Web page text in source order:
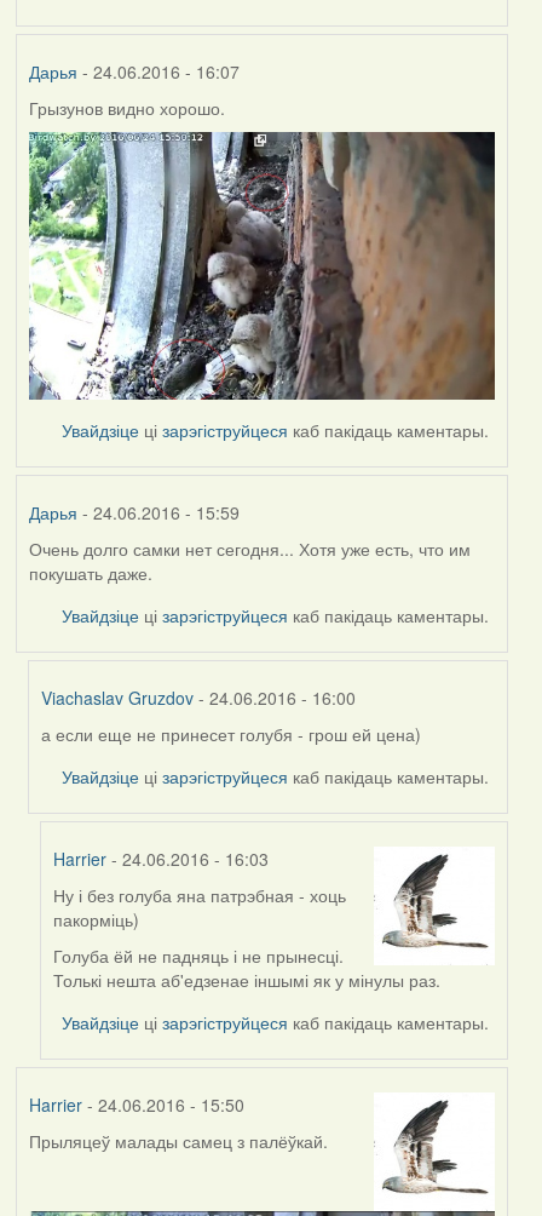
Дарья - 24.06.2016 - 16:07
Грызунов видно хорошо.
Увайдзіце цізарэгіструйцеся каб пакідаць каментары.
Дарья - 24.06.2016 - 15:59
Очень долго самки нет сегодня... Хотя уже есть, что им
покушать даже.
Увайдзіце цізарэгіструйцеся каб пакідаць каментары.
Viachaslav Gruzdov - 24.06.2016 - 16:00
In
reply
by
а если еще не принесет голубя - грош ей цена)
Увайдзіце цізарэгіструйцеся каб пакідаць каментары.
Harrier - 24.06.2016 - 16:03
In
reply
to
by
Gruzdov
Ну і без голуба яна патрэбная - хоць
пакорміць)
Голуба ёй не падняць і не прынесці.
Толькі нешта аб'едзенае іншымі як у мінулы раз.
Увайдзіце цізарэгіструйцеся каб пакідаць каментары.
Harrier- 24.06.2016 - 15:50
Прыляцеў малады самец з палёўкай.